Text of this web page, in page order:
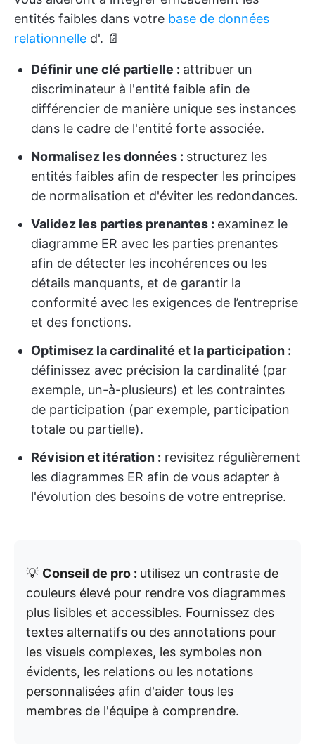
entités faibles dans votre base de données
relationnelle d'. 📄
Définir une clé partielle : attribuer un
discriminateur à l'entité faible afin de
différencier de manière unique ses instances
dans le cadre de l'entité forte associée.
Normalisez les données : structurez les
entités faibles afin de respecter les principes
de normalisation et d'éviter les redondances.
Validez les parties prenantes : examinez le
diagramme ER avec les parties prenantes
afin de détecter les incohérences ou les
détails manquants, et de garantir la
conformité avec les exigences de l’entreprise
et des fonctions.
Optimisez la cardinalité et la participation :
définissez avec précision la cardinalité (par
exemple, un-à-plusieurs) et les contraintes
de participation (par exemple, participation
totale ou partielle).
Révision et itération : revisitez régulièrement
les diagrammes ER afin de vous adapter à
l'évolution des besoins de votre entreprise.
💡 Conseil de pro : utilisez un contraste de
couleurs élevé pour rendre vos diagrammes
plus lisibles et accessibles. Fournissez des
textes alternatifs ou des annotations pour
les visuels complexes, les symboles non
évidents, les relations ou les notations
personnalisées afin d'aider tous les
membres de l'équipe à comprendre.